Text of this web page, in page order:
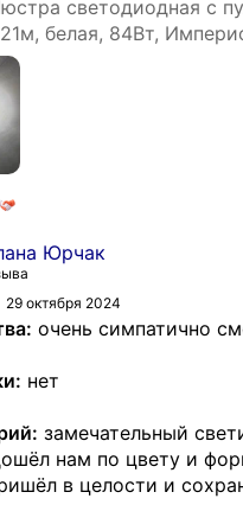
светодиодная с
белая, 84Вт,
Юрчак
29 октября 2024
очень симпатично
нет
замечательный
нам по цвету и
в целости и